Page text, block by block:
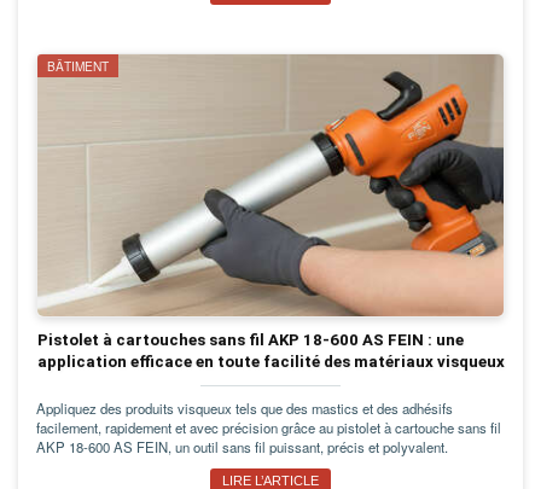
BÂTIMENT
Pistolet à cartouches sans fil AKP 18-600 AS FEIN : une
application efficace en toute facilité des matériaux visqueux
Appliquez des produits visqueux tels que des mastics et des adhésifs
facilement, rapidement et avec précision grâce au pistolet à cartouche sans fil
AKP 18-600 AS FEIN, un outil sans fil puissant, précis et polyvalent.
LIRE L’ARTICLE